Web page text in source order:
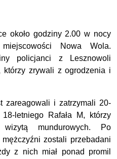
około godziny 2.00 w nocy
Nowa Wola.
policjanci z Lesznowoli
którzy zrywali z ogrodzenia i
zareagowali i zatrzymali 20-
letniego Rafała M, którzy
mundurowych. Po
zostali przebadani
z nich miał ponad promil